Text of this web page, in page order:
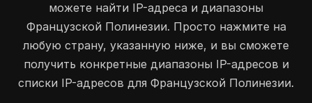
можете найти IP-адреса и диапазоны
Французской Полинезии. Просто нажмите на
любую страну, указанную ниже, и вы сможете
получить конкретные диапазоны IP-адресов и
списки IP-адресов для Французской Полинезии.